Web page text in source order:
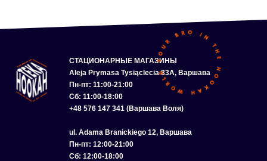
СТАЦИОНАРНЫЕ МАГАЗИНЫ
Aleja Prymasa Tysiąclecia 83A, Варшава
Пн-пт: 11:00-21:00
Сб: 11:00-18:00
+48 576 147 341 (Варшава Воля)
ul. Adama Branickiego 12, Варшава
Пн-пт: 12:00-21:00
Сб: 12:00-18:00